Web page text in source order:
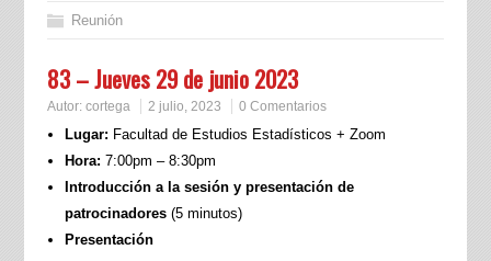
Reunión
83 – Jueves 29 de junio 2023
Autor: cortega 2 julio, 2023 0 Comentarios
Lugar: Facultad de Estudios Estadísticos + Zoom
Hora: 7:00pm – 8:30pm
Introducción a la sesión y presentación de
patrocinadores(5 minutos)
Presentación